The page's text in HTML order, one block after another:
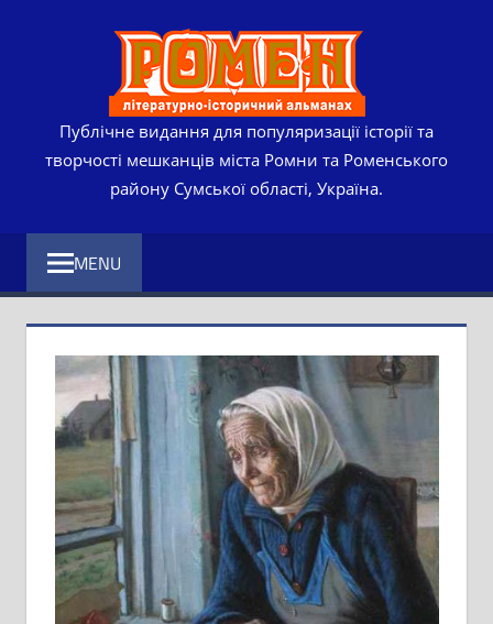
Публічне видання для популяризації історії та
творчості мешканців міста Ромни та Роменського
району Сумської області, Україна.
MENU